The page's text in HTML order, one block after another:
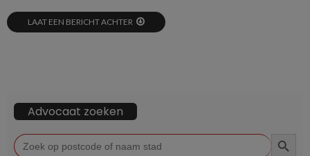
LAAT EEN BERICHT ACHTER
Advocaat zoeken
Zoek
naar: